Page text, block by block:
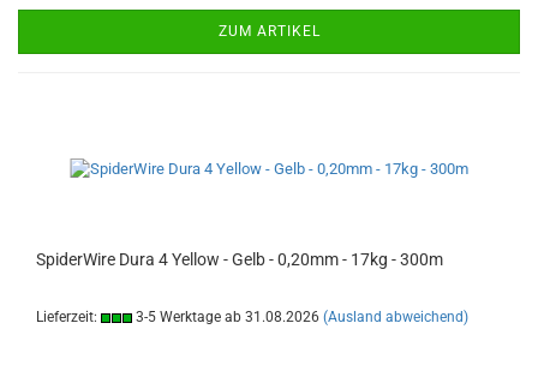
ZUM ARTIKEL
SpiderWire Dura 4 Yellow - Gelb - 0,20mm - 17kg - 300m
Lieferzeit: 3-5 Werktage ab 31.08.2026 (Ausland abweichend)